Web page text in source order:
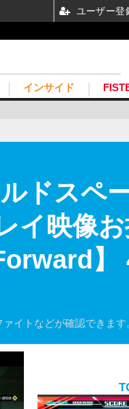
インサイド
ドスペ
映像お
】
イトなどが確認できます
ユーザー登